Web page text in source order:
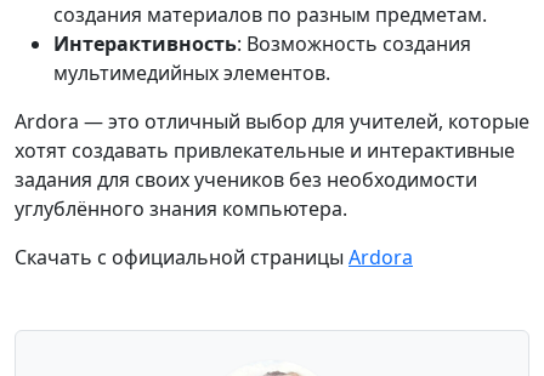
создания материалов по разным предметам.
Интерактивность: Возможность создания
мультимедийных элементов.
Ardora — это отличный выбор для учителей, которые
хотят создавать привлекательные и интерактивные
задания для своих учеников без необходимости
углублённого знания компьютера.
Скачать с официальной страницы Ardora